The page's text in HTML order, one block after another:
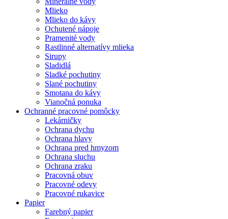
Mlieko
Mlieko do kávy
Ochutené nápoje
Pramenité vody
Rastlinné alternatívy mlieka
Sirupy
Sladidlá
Sladké pochutiny
Slané pochutiny
Smotana do kávy
Vianočná ponuka
Ochranné pracovné pomôcky
Lekárničky
Ochrana dychu
Ochrana hlavy
Ochrana pred hmyzom
Ochrana sluchu
Ochrana zraku
Pracovná obuv
Pracovné odevy
Pracovné rukavice
Papier
Farebný papier